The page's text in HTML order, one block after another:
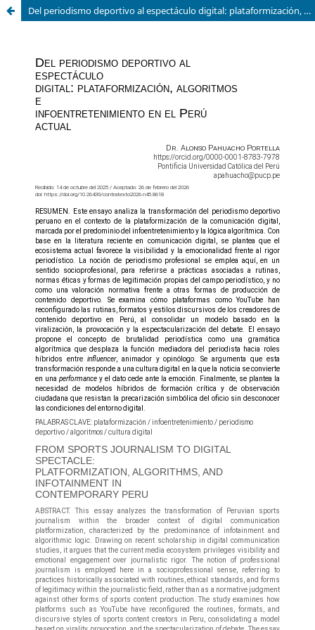
Del periodismo deportivo al espectáculo digital: plataformización, algoritmos e infoentretenimiento en el Perú actual